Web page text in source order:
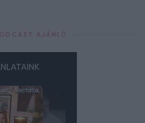
AJÁNLÓ